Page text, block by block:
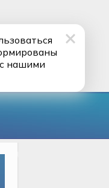
нашими